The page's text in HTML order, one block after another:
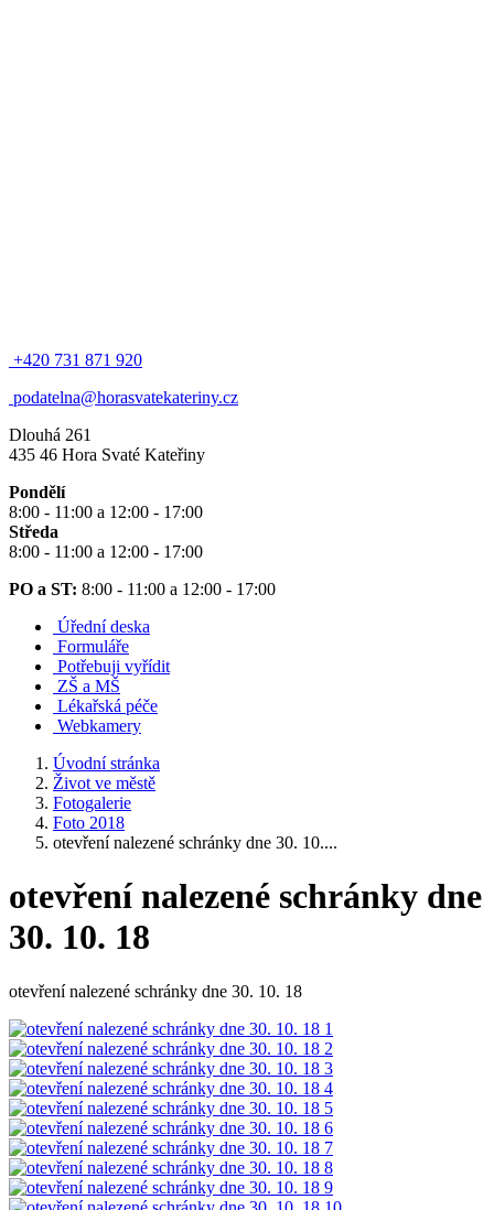
+420 731 871 920
podatelna@horasvatekateriny.cz
Dlouhá 261
435 46 Hora Svaté Kateřiny
Pondělí
8:00 - 11:00 a 12:00 - 17:00
Středa
8:00 - 11:00 a 12:00 - 17:00
PO a ST: 8:00 - 11:00 a 12:00 - 17:00
Úřední deska
Formuláře
Potřebuji vyřídit
ZŠ a MŠ
Lékařská péče
Webkamery
Úvodní stránka
Život ve městě
Fotogalerie
Foto 2018
otevření nalezené schránky dne 30. 10....
otevření nalezené schránky dne
30. 10. 18
otevření nalezené schránky dne 30. 10. 18